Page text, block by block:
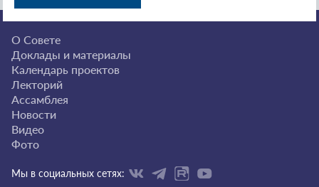
О Совете
Доклады и материалы
Календарь проектов
Лекторий
Ассамблея
Новости
Видео
Фото
Мы в социальных сетях: